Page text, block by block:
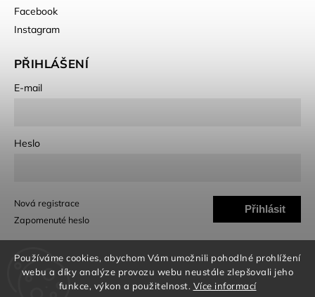
Používáme cookies, abychom Vám umožnili pohodlné prohlížení
webu a díky analýze provozu webu neustále zlepšovali jeho
funkce, výkon a použitelnost. Více informací
Facebook
Instagram
PŘIHLÁŠENÍ
E-mail
Heslo
Přihlásit
Nová registrace
Zapomenuté heslo